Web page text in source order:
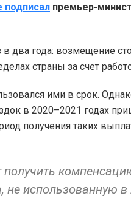
подписал премьер-
два года: возмещение
страны за счет
ими в срок.
в 2020–2021 годах
получения таких
получить
не использованную